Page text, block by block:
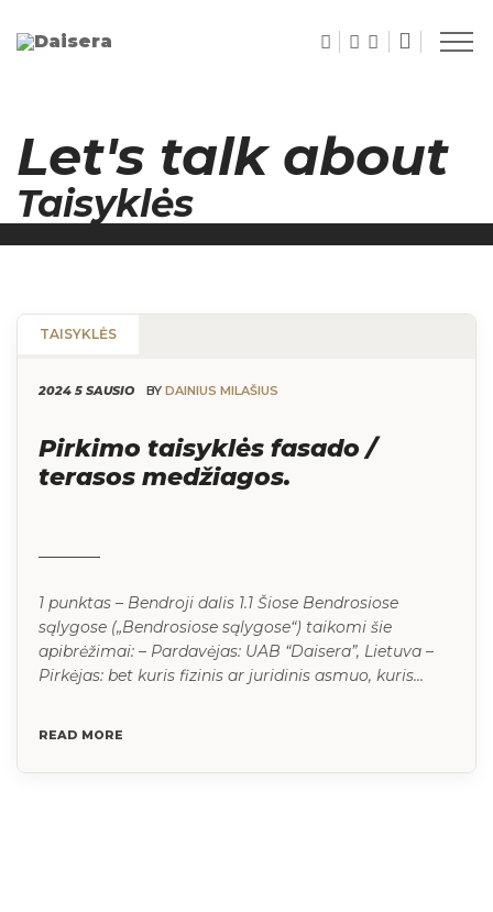
Let's talk about
Taisyklės
TAISYKLĖS
2024 5 SAUSIO BY DAINIUS MILAŠIUS
Pirkimo taisyklės fasado /
terasos medžiagos.
1 punktas – Bendroji dalis 1.1 Šiose Bendrosiose
sąlygose („Bendrosiose sąlygose“) taikomi šie
apibrėžimai: – Pardavėjas: UAB “Daisera”, Lietuva –
Pirkėjas: bet kuris fizinis ar juridinis asmuo, kuris
pasiūlymą, perka UAB “Daisera” filialuose be
READ MORE